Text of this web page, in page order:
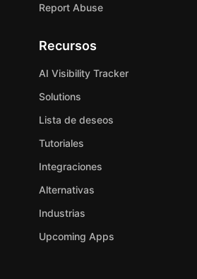
Report Abuse
Recursos
AI Visibility Tracker
Solutions
Lista de deseos
Tutoriales
Integraciones
Alternativas
Industrias
Upcoming Apps